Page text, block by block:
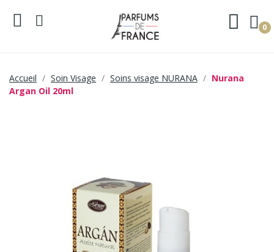
0
Accueil Soin Visage Soins visage NURANA
Nurana
Argan Oil 20ml